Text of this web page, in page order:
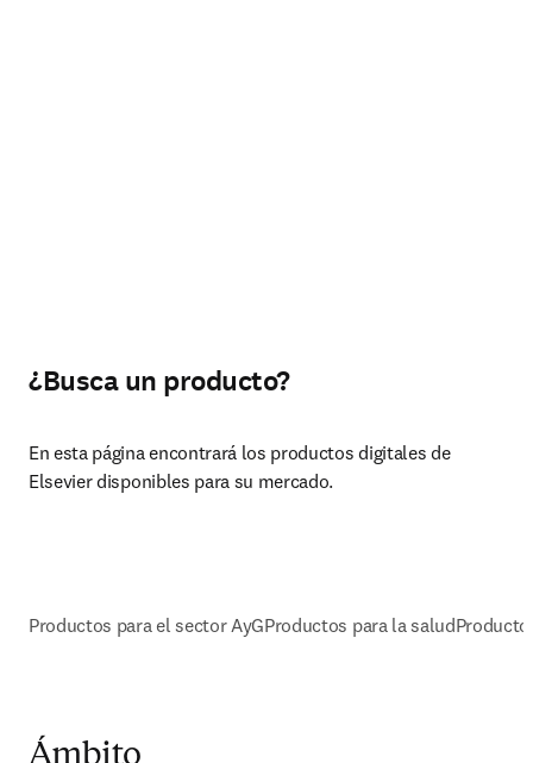
¿Busca un producto?
En esta página encontrará los productos digitales de
Elsevier disponibles para su mercado.
Productos para el sector AyGProductos para la salud